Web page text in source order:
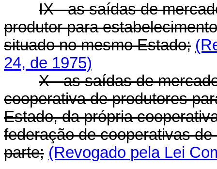
IX - as saídas de
produtor para
situado no mesmo Estado;
24, de 1975)
X - as saídas de
cooperativa de produtores
Estado, da própria
federação de cooperativas
parte; (Revogado pela Lei